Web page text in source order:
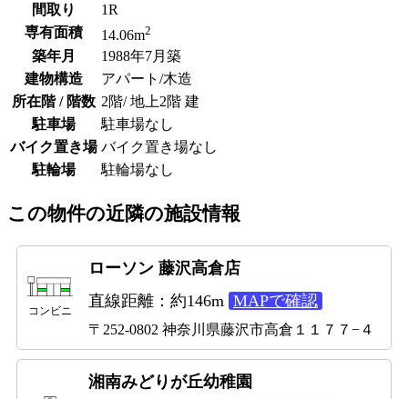
間取り
1R
専有面積
14.06m2
築年月
1988年7月築
建物構造
アパート/木造
所在階 / 階数 2階/ 地上2階 建
駐車場
駐車場なし
バイク置き場 バイク置き場なし
駐輪場
駐輪場なし
この物件の近隣の施設情報
コンビニ
ローソン 藤沢高倉店
直線距離：約146m MAPで確認
〒252-0802 神奈川県藤沢市高倉１１７７−４
湘南みどりが丘幼稚園